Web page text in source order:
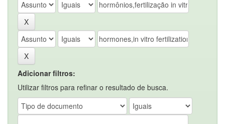
Adicionar filtros:
Utilizar filtros para refinar o resultado de busca.